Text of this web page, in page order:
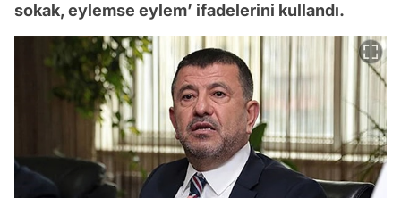
sokak, eylemse eylem’ ifadelerini kullandı.